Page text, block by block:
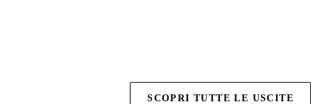
SCOPRI TUTTE LE USCITE